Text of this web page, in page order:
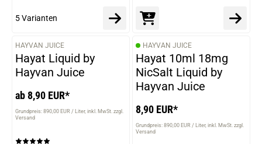
5 Varianten
HAYVAN JUICE
Hayat Liquid by
Hayvan Juice
ab 8,90 EUR*
Grundpreis: 890,00 EUR / Liter inkl. MwSt. zzgl.
Versand
HAYVAN JUICE
Hayat 10ml 18mg
NicSalt Liquid by
Hayvan Juice
8,90 EUR*
Grundpreis: 890,00 EUR / Liter inkl. MwSt. zzgl.
Versand